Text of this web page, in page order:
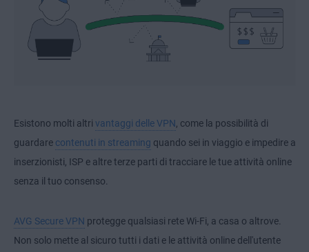
Esistono molti altri vantaggi delle VPN , come la possibilità di
guardare contenuti in streaming quando sei in viaggio e impedire a
inserzionisti, ISP e altre terze parti di tracciare le tue attività online
senza il tuo consenso.
AVG Secure VPN protegge qualsiasi rete Wi-Fi, a casa o altrove.
Non solo mette al sicuro tutti i dati e le attività online dell'utente